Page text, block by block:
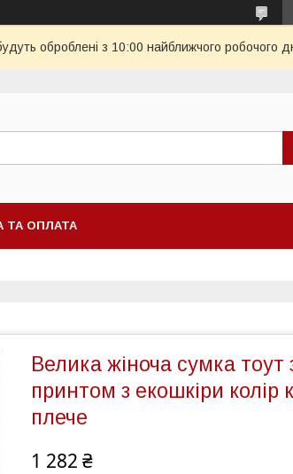
оброблені з 10:00 найближчого робочого
ТА ОПЛАТА
Велика жіноча сумка тоут
принтом з екошкіри колір
плече
1 282 ₴